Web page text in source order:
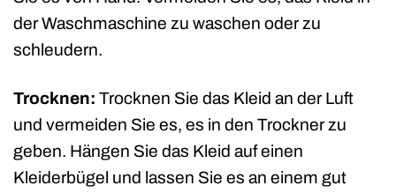
der Waschmaschine zu waschen oder zu
schleudern.
Trocknen: Trocknen Sie das Kleid an der Luft
und vermeiden Sie es, es in den Trockner zu
geben. Hängen Sie das Kleid auf einen
Kleiderbügel und lassen Sie es an einem gut